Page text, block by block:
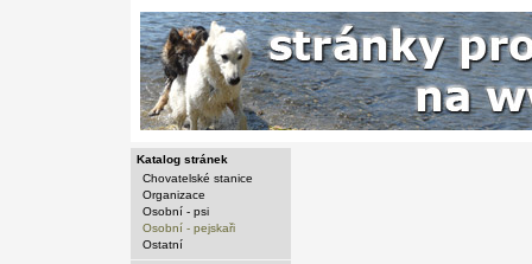
Katalog stránek
Chovatelské stanice
Organizace
Osobní - psi
Osobní - pejskaři
Ostatní